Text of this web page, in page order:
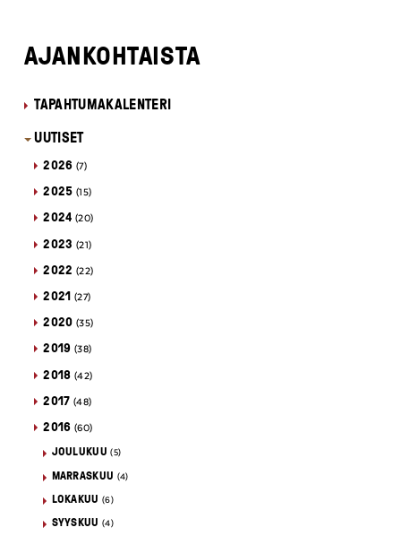
AJANKOHTAISTA
TAPAHTUMAKALENTERI
UUTISET
2026 (7)
2025 (15)
2024 (20)
2023 (21)
2022 (22)
2021 (27)
2020 (35)
2019 (38)
2018 (42)
2017 (48)
2016 (60)
JOULUKUU (5)
MARRASKUU (4)
LOKAKUU (6)
SYYSKUU (4)